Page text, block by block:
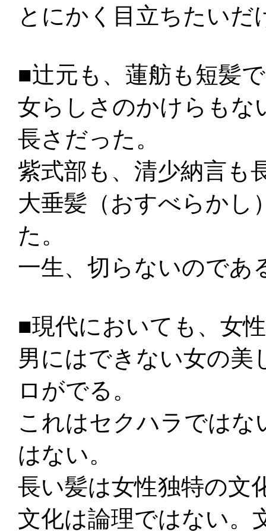
とにかく目立ちたいだ
■辻元も、蓮舫も短髪
女らしさのかけらもな
長さだった。
紫式部も、清少納言も
大垂髪（おすべらかし
た。
一生、切らないのであ
■現代においても、女
男にはできない女の美
ロがでる。
これはセクハラでは
はない。
長い髪は女性独特の文
文化は論理ではない。